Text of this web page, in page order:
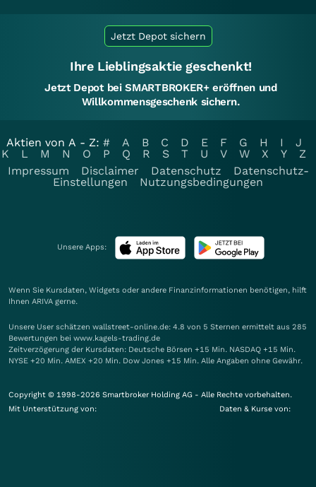
Jetzt Depot sichern
Ihre Lieblingsaktie geschenkt!
Jetzt Depot bei SMARTBROKER+ eröffnen und
Willkommensgeschenk sichern.
Aktien von A - Z: # A B C D E F G H I
J
K
L M N O P Q R S T U V W X Y
Z
Impressum
Disclaimer Datenschutz
Datenschutz-
Einstellungen
Nutzungsbedingungen
Unsere Apps:
Wenn Sie Kursdaten, Widgets oder andere Finanzinformationen benötigen, hilft
Ihnen ARIVA gerne.
Unsere User schätzen wallstreet-online.de: 4.8 von 5 Sternen ermittelt aus 285
Bewertungen bei www.kagels-trading.de
Zeitverzögerung der Kursdaten: Deutsche Börsen +15 Min. NASDAQ +15 Min.
NYSE +20 Min. AMEX +20 Min. Dow Jones +15 Min. Alle Angaben ohne Gewähr.
Copyright © 1998-2026 Smartbroker Holding AG - Alle Rechte vorbehalten.
Mit Unterstützung von:
Daten & Kurse von: